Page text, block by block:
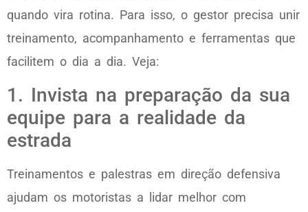
quando vira rotina. Para isso, o gestor precisa unir
treinamento, acompanhamento e ferramentas que
facilitem o dia a dia. Veja:
1. Invista na preparação da sua
equipe para a realidade da
estrada
Treinamentos e palestras em direção defensiva
ajudam os motoristas a lidar melhor com